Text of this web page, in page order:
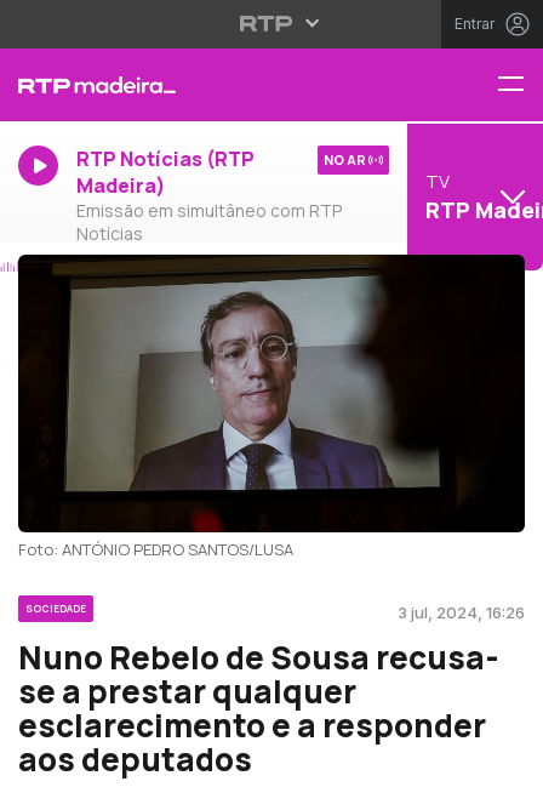
Entrar
RTP Notícias (RTP
Madeira)
Emissão em simultâneo com RTP
Notícias
NO AR
TV
RTP
Foto: ANTÓNIO PEDRO SANTOS/LUSA
SOCIEDADE 3 jul, 2024, 16:26
Nuno Rebelo de Sousa recusa-
se a prestar qualquer
esclarecimento e a responder
aos deputados